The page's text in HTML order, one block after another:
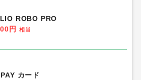
ROBO PRO
円
相当
カード